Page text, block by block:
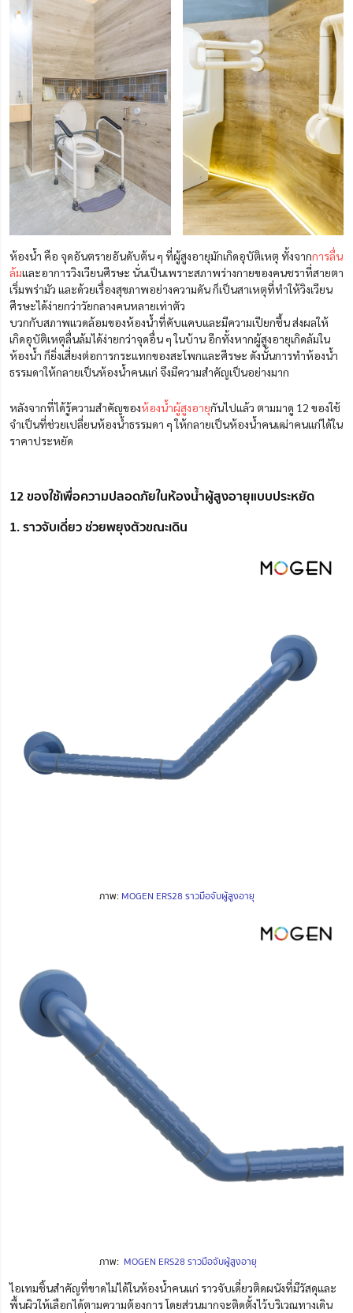
ห้องน้ำ คือ จุดอันตรายอันดับต้น ๆ ที่ผู้สูงอายุมักเกิดอุบัติเหตุ ทั้งจากการลื่น
ล้มและอาการวิงเวียนศีรษะ นั่นเป็นเพราะสภาพร่างกายของคนชราที่สายตา
เริ่มพร่ามัว และด้วยเรื่องสุขภาพอย่างความดัน ก็เป็นสาเหตุที่ทำให้วิงเวียน
ศีรษะได้ง่ายกว่าวัยกลางคนหลายเท่าตัว
บวกกับสภาพแวดล้อมของห้องน้ำที่คับแคบและมีความเปียกชื้น ส่งผลให้
เกิดอุบัติเหตุลื่นล้มได้ง่ายกว่าจุดอื่น ๆ ในบ้าน อีกทั้งหากผู้สูงอายุเกิดล้มใน
ห้องน้ำ ก็ยิ่งเสี่ยงต่อการกระแทกของสะโพกและศีรษะ ดังนั้นการทำห้องน้ำ
ธรรมดาให้กลายเป็นห้องน้ำคนแก่ จึงมีความสำคัญเป็นอย่างมาก
หลังจากที่ได้รู้ความสำคัญของห้องน้ำผู้สูงอายุกันไปแล้ว ตามมาดู 12 ของใช้
จำเป็นที่ช่วยเปลี่ยนห้องน้ำธรรมดา ๆ ให้กลายเป็นห้องน้ำคนเฒ่าคนแก่ได้ใน
ราคาประหยัด
12 ของใช้เพื่อความปลอดภัยในห้องน้ำผู้สูงอายุแบบประหยัด
1. ราวจับเดี่ยว ช่วยพยุงตัวขณะเดิน
ภาพ: MOGEN ERS28 ราวมือจับผู้สูงอายุ
ภาพ: MOGEN ERS28 ราวมือจับผู้สูงอายุ
ไอเทมชิ้นสำคัญที่ขาดไม่ได้ในห้องน้ำคนแก่ ราวจับเดี่ยวติดผนังที่มีวัสดุและ
พื้นผิวให้เลือกได้ตามความต้องการ โดยส่วนมากจะติดตั้งไว้บริเวณทางเดิน